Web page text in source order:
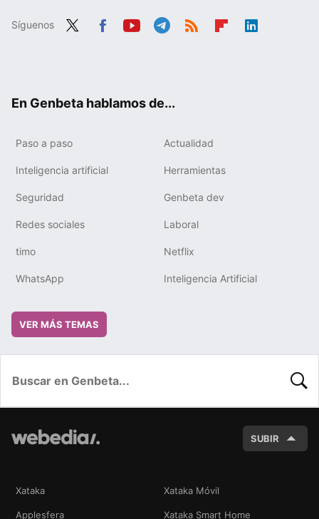
Síguenos
En Genbeta hablamos de...
Paso a paso Actualidad
Inteligencia artificial Herramientas
Seguridad Genbeta dev
Redes sociales Laboral
timo Netflix
WhatsApp Inteligencia Artificial
VER MÁS TEMAS
SUBIR
Xataka Xataka Móvil
Applesfera Xataka Smart Home